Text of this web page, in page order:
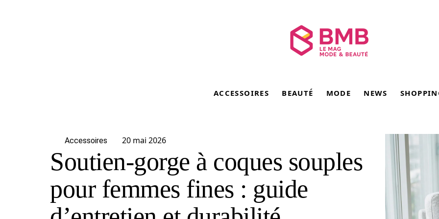
ACCESSOIRES BEAUTÉ MODE NEWS
Accessoires 20 mai 2026
Soutien-gorge à coques souples
pour femmes fines : guide